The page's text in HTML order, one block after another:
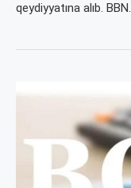
qeydiyyatına alıb.